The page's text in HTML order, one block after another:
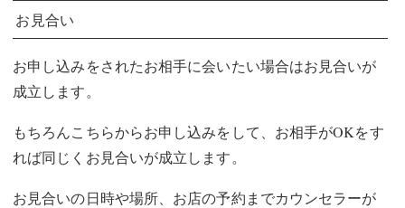
お見合い
お申し込みをされたお相手に会いたい場合はお見合いが
成立します。
もちろんこちらからお申し込みをして、お相手がOKをす
れば同じくお見合いが成立します。
お見合いの日時や場所、お店の予約までカウンセラーが